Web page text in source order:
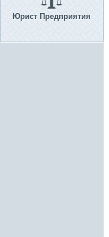
Юрист Предприятия